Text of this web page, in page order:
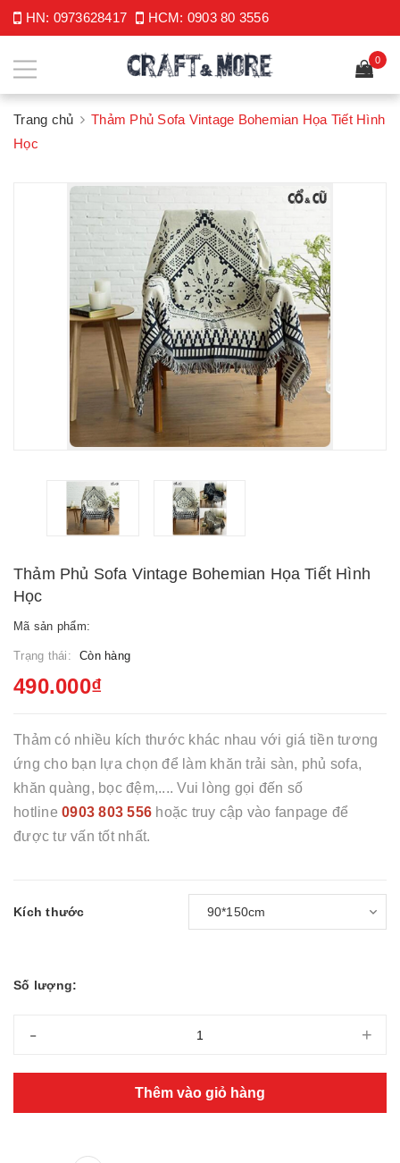
HN: 0973628417 HCM: 0903 80 3556
0
Trang chủ
Thảm Phủ Sofa Vintage Bohemian Họa Tiết Hình
Học
Thảm Phủ Sofa Vintage Bohemian Họa Tiết Hình
Học
Mã sản phẩm:
Trạng thái: Còn hàng
490.000₫
Thảm có nhiều kích thước khác nhau với giá tiền tương
ứng cho bạn lựa chọn để làm khăn trải sàn, phủ sofa,
khăn quàng, bọc đệm,.... Vui lòng gọi đến số
hotline 0903 803 556 hoặc truy cập vào fanpage để
được tư vấn tốt nhất.
Kích thước
Số lượng:
- +
Thêm vào giỏ hàng